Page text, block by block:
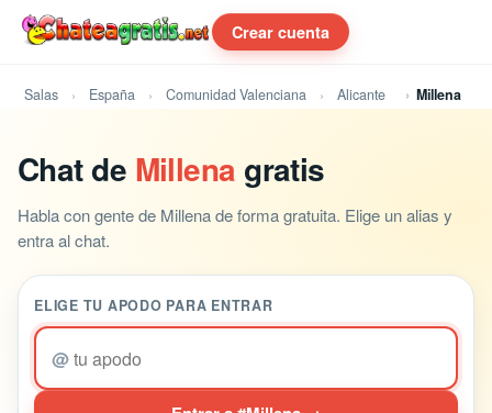
Crear cuenta
Salas España Comunidad Valenciana Alicante Millena
Chat de Millena gratis
Habla con gente de Millena de forma gratuita. Elige un alias y
entra al chat.
ELIGE TU APODO PARA ENTRAR
@